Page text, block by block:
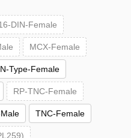
DIN-Female
MCX-Female
N-Type-Female
RP-TNC-Female
TNC-Female